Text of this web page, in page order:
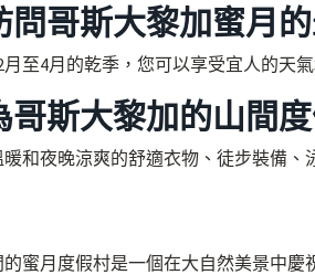
問哥斯大黎加蜜月
至4月的乾季，您可以享受宜人的天
哥斯大黎加的山間
和夜晚涼爽的舒適衣物、徒步裝備、
蜜月度假村是一個在大自然美景中